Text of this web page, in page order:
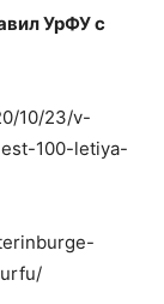
УрФУ с
10/23/v-
100-letiya-